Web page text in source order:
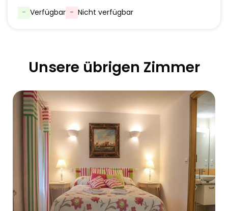
- Verfügbar - Nicht verfügbar
Unsere übrigen Zimmer